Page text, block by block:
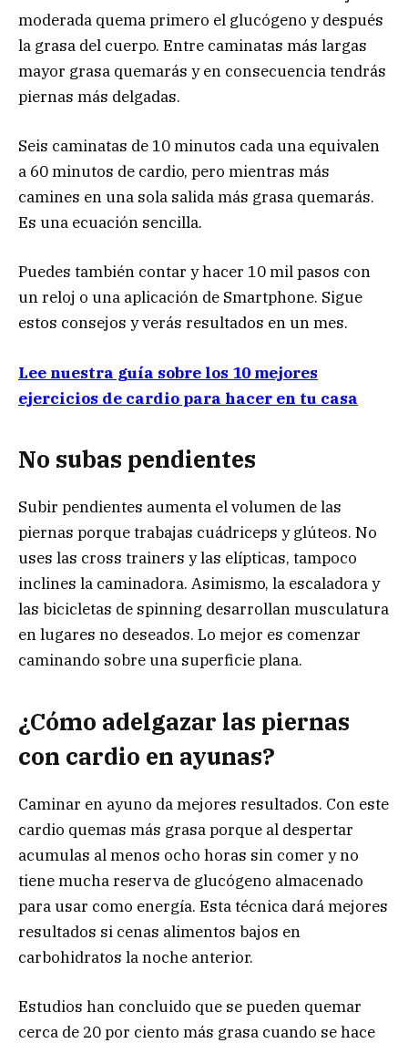
moderada quema primero el glucógeno y después
la grasa del cuerpo. Entre caminatas más largas
mayor grasa quemarás y en consecuencia tendrás
piernas más delgadas.
Seis caminatas de 10 minutos cada una equivalen
a 60 minutos de cardio, pero mientras más
camines en una sola salida más grasa quemarás.
Es una ecuación sencilla.
Puedes también contar y hacer 10 mil pasos con
un reloj o una aplicación de Smartphone. Sigue
estos consejos y verás resultados en un mes.
Lee nuestra guía sobre los 10 mejores
ejercicios de cardio para hacer en tu casa
No subas pendientes
Subir pendientes aumenta el volumen de las
piernas porque trabajas cuádriceps y glúteos. No
uses las cross trainers y las elípticas, tampoco
inclines la caminadora. Asimismo, la escaladora y
las bicicletas de spinning desarrollan musculatura
en lugares no deseados. Lo mejor es comenzar
caminando sobre una superficie plana.
¿Cómo adelgazar las piernas
con cardio en ayunas?
Caminar en ayuno da mejores resultados. Con este
cardio quemas más grasa porque al despertar
acumulas al menos ocho horas sin comer y no
tiene mucha reserva de glucógeno almacenado
para usar como energía. Esta técnica dará mejores
resultados si cenas alimentos bajos en
carbohidratos la noche anterior.
Estudios han concluido que se pueden quemar
cerca de 20 por ciento más grasa cuando se hace